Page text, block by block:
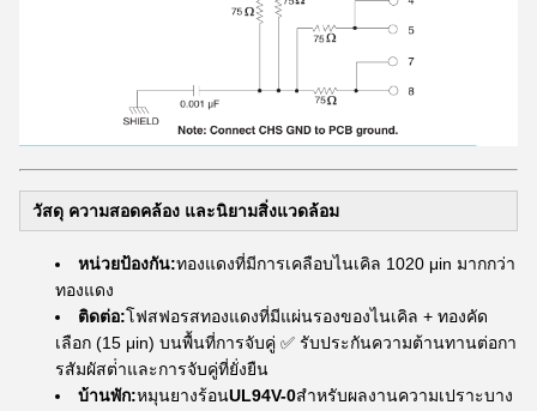
วัสดุ ความสอดคล้อง และนิยามสิ่งแวดล้อม
หน่วยป้องกัน:ทองแดงที่มีการเคลือบไนเคิล 1020 μin มากกว่า
ทองแดง
ติดต่อ:โฟสฟอรสทองแดงที่มีแผ่นรองของไนเคิล + ทองคัด
เลือก (15 μin) บนพื้นที่การจับคู่ ✅ รับประกันความต้านทานต่อกา
รสัมผัสต่ําและการจับคู่ที่ยั่งยืน
บ้านพัก:หมุนยางร้อนUL94V-0สําหรับผลงานความเปราะบาง